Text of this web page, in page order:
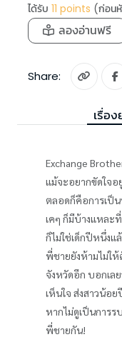
ได้รับ 11 points (ก่อน
ลองอ่านฟรี
Share:
เรื่อง
Exchange
แม้จะอยากขัดใจอ
ตลอดก็คือการเป็
เคๆ ก็มีบ้างแหละ
ก็ไม่ใช่เด็กปีหนึ่งแ
พี่ชายยังห้ามไม่ใ
จังหวัดอีก บอกเล
เห็นใจ ส่งสาวน้อ
หากไม่ดูเป็นการ
พี่ชายกัน!